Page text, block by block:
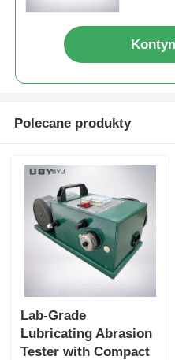
Polecane produkty
Lab-Grade
Lubricating Abrasion
Tester with Compact